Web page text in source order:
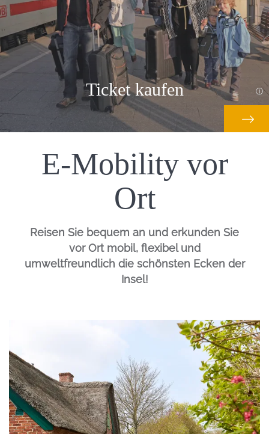
Ticket kaufen
Einleitung
E-Mobility vor
Ort
Reisen Sie bequem an und erkunden Sie
vor Ort mobil, flexibel und
umweltfreundlich die schönsten Ecken der
Insel!